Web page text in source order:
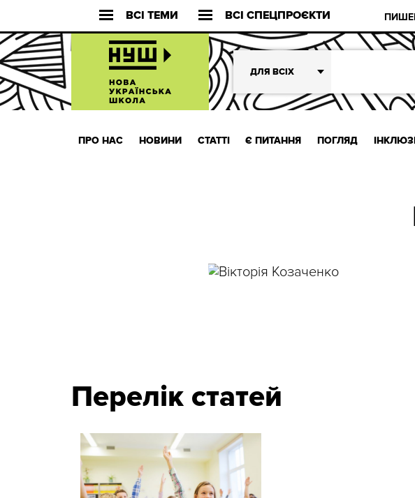
ВСІ ТЕМИ ВСІ СПЕЦПРОЄКТИ
ДЛЯ ВСІХ
ПРО НАС НОВИНИ СТАТТІ Є ПИТАННЯ ПОГЛЯД
Перелік статей